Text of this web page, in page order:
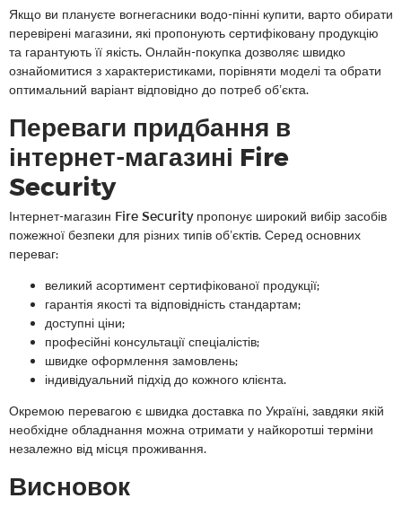
Якщо ви плануєте вогнегасники водо-пінні купити, варто обирати
перевірені магазини, які пропонують сертифіковану продукцію
та гарантують її якість. Онлайн-покупка дозволяє швидко
ознайомитися з характеристиками, порівняти моделі та обрати
оптимальний варіант відповідно до потреб об’єкта.
Переваги придбання в
інтернет-магазині Fire
Security
Інтернет-магазин Fire Security пропонує широкий вибір засобів
пожежної безпеки для різних типів об’єктів. Серед основних
переваг:
великий асортимент сертифікованої продукції;
гарантія якості та відповідність стандартам;
доступні ціни;
професійні консультації спеціалістів;
швидке оформлення замовлень;
індивідуальний підхід до кожного клієнта.
Окремою перевагою є швидка доставка по Україні, завдяки якій
необхідне обладнання можна отримати у найкоротші терміни
незалежно від місця проживання.
Висновок